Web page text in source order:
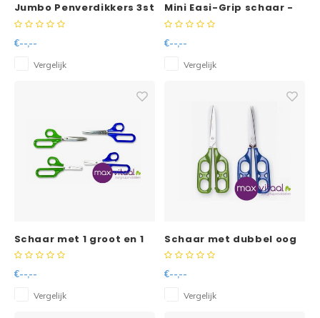
Jumbo Penverdikkers 3st
€--,--
Vergelijk
Mini Easi-Grip schaar -
gepunt
€--,--
Vergelijk
Schaar met 1 groot en 1
klein oog -
€--,--
Vergelijk
Schaar met dubbel oog
-
€--,--
Vergelijk